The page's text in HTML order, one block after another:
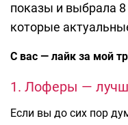
показы и выбрала
которые
С вас — лайк за мой
1. Лоферы —
Если вы до сих пор